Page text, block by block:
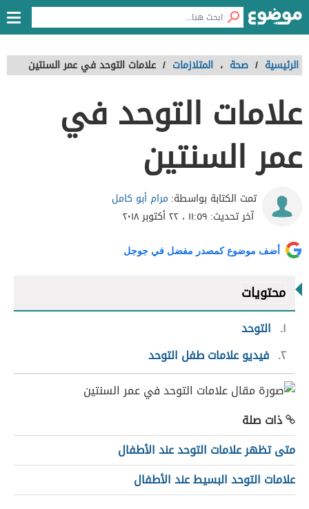
الرئيسية / صحة ، المتلازمات / علامات التوحد في عمر السنتين
علامات التوحد في
عمر السنتين
تمت الكتابة بواسطة: مرام أبو كامل
آخر تحديث: ١١:٥٩ ، ٢٢ أكتوبر ٢٠١٨
أضف موضوع كمصدر مفضل في جوجل
محتويات
١
التوحد
٢ فيديو علامات طفل التوحد
ذات صلة
متى تظهر علامات التوحد عند الأطفال
علامات التوحد البسيط عند الأطفال